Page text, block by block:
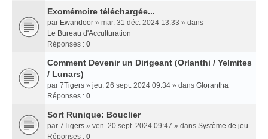
Exomémoire téléchargée...
par Ewandoor » mar. 31 déc. 2024 13:33 » dans
Le Bureau d'Acculturation
Réponses : 0
Comment Devenir un Dirigeant (Orlanthi / Yelmites
/ Lunars)
par 7Tigers » jeu. 26 sept. 2024 09:34 » dans Glorantha
Réponses : 0
Sort Runique: Bouclier
par 7Tigers » ven. 20 sept. 2024 09:47 » dans Système de jeu
Réponses : 0